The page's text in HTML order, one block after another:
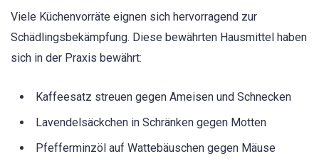
Viele Küchenvorräte eignen sich hervorragend zur
Schädlingsbekämpfung. Diese bewährten Hausmittel haben
sich in der Praxis bewährt:
Kaffeesatz streuen gegen Ameisen und Schnecken
Lavendelsäckchen in Schränken gegen Motten
Pfefferminzöl auf Wattebäuschen gegen Mäuse